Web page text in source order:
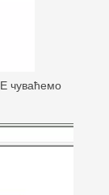
чуваћемо